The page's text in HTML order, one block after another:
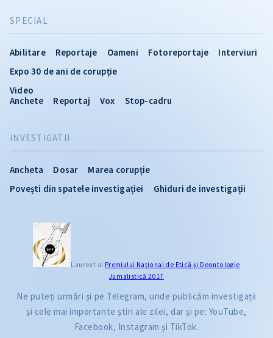
INVESTIGATII
Ancheta Dosar
Marea corupție
Povești din spatele investigației
Ghiduri de investigații
SPECIAL
Abilitare Reportaje Oameni Fotoreportaje
Interviuri
Expo 30 de ani de corupție
Video
Anchete
Reportaj Vox Stop-cadru
Laureat al Premiului Naţional de Etică și Deontologie
Jurnalistică 2017
Ne puteți urmări și pe Telegram, unde publicăm investigații
și cele mai importante știri ale zilei, dar și pe: YouTube,
Facebook, Instagram și TikTok.